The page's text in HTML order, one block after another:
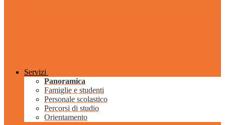
Servizi
Panoramica
Famiglie e studenti
Personale scolastico
Percorsi di studio
Orientamento